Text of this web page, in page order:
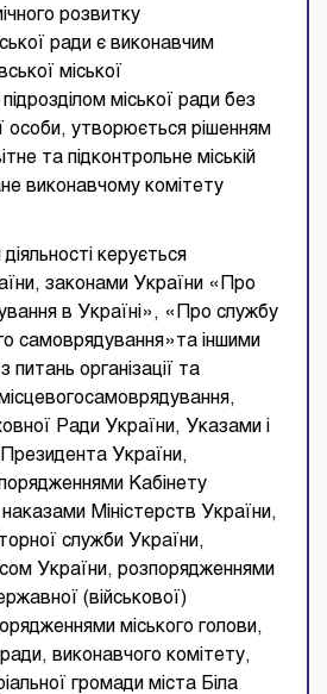
розвитку
ради є виконавчим
міської
міської ради без
особи, утворюється рішенням
та підконтрольне міській
виконавчому комітету
керується
законами України «Про
в Україні», «Про службу
самоврядування»та іншими
питань організації та
місцевогосамоврядування,
Ради України, Указами і
України,
Кабінету
наказами Міністерств України,
служби України,
України, розпорядженнями
(військової)
міського голови,
виконавчого комітету,
громади міста Біла